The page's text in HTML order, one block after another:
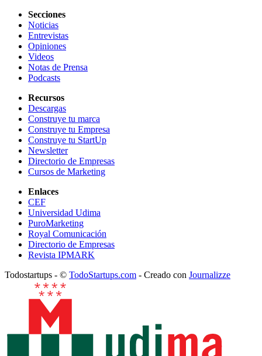
Secciones
Noticias
Entrevistas
Opiniones
Videos
Notas de Prensa
Podcasts
Recursos
Descargas
Construye tu marca
Construye tu Empresa
Construye tu StartUp
Newsletter
Directorio de Empresas
Cursos de Marketing
Enlaces
CEF
Universidad Udima
PuroMarketing
Royal Comunicación
Directorio de Empresas
Revista IPMARK
Todostartups - © TodoStartups.com - Creado con Journalizze